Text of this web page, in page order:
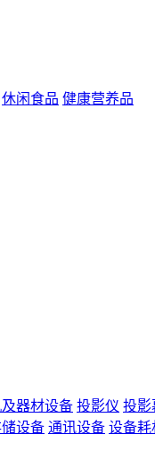
休闲食品 健康营养品
器材设备 投影仪 投影
设备 通讯设备 设备耗